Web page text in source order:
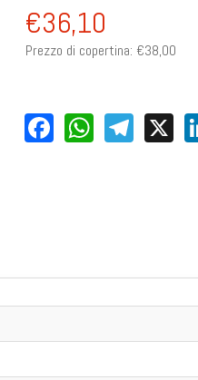
€36,10
Prezzo di copertina: €38,00
Facebook X